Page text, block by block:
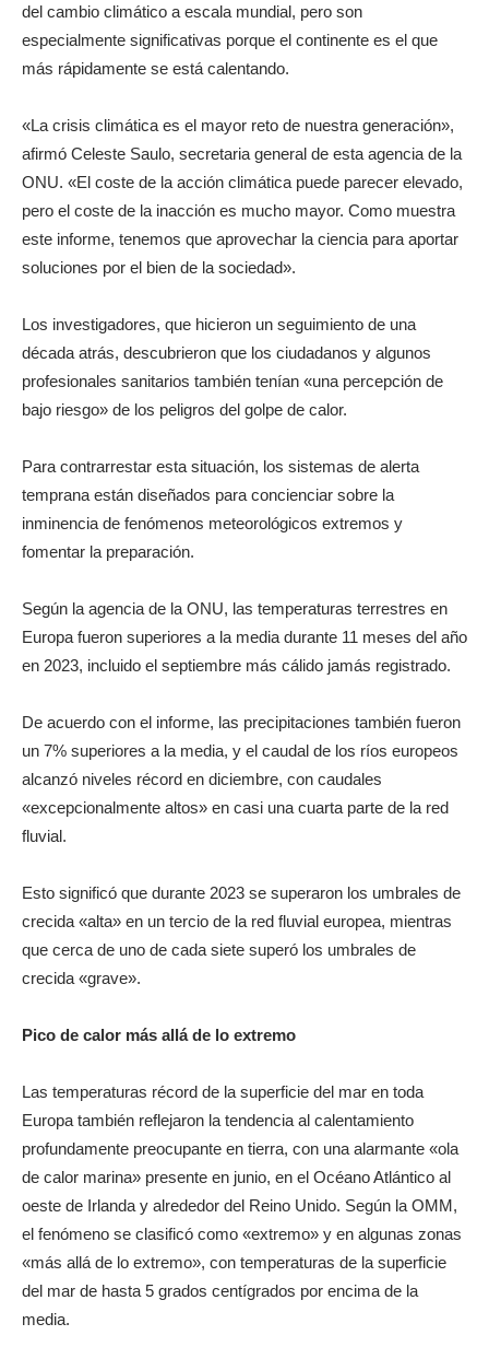
del cambio climático a escala mundial, pero son
especialmente significativas porque el continente es el que
más rápidamente se está calentando.
«La crisis climática es el mayor reto de nuestra generación»,
afirmó Celeste Saulo, secretaria general de esta agencia de la
ONU. «El coste de la acción climática puede parecer elevado,
pero el coste de la inacción es mucho mayor. Como muestra
este informe, tenemos que aprovechar la ciencia para aportar
soluciones por el bien de la sociedad».
Los investigadores, que hicieron un seguimiento de una
década atrás, descubrieron que los ciudadanos y algunos
profesionales sanitarios también tenían «una percepción de
bajo riesgo» de los peligros del golpe de calor.
Para contrarrestar esta situación, los sistemas de alerta
temprana están diseñados para concienciar sobre la
inminencia de fenómenos meteorológicos extremos y
fomentar la preparación.
Según la agencia de la ONU, las temperaturas terrestres en
Europa fueron superiores a la media durante 11 meses del año
en 2023, incluido el septiembre más cálido jamás registrado.
De acuerdo con el informe, las precipitaciones también fueron
un 7% superiores a la media, y el caudal de los ríos europeos
alcanzó niveles récord en diciembre, con caudales
«excepcionalmente altos» en casi una cuarta parte de la red
fluvial.
Esto significó que durante 2023 se superaron los umbrales de
crecida «alta» en un tercio de la red fluvial europea, mientras
que cerca de uno de cada siete superó los umbrales de
crecida «grave».
Pico de calor más allá de lo extremo
Las temperaturas récord de la superficie del mar en toda
Europa también reflejaron la tendencia al calentamiento
profundamente preocupante en tierra, con una alarmante «ola
de calor marina» presente en junio, en el Océano Atlántico al
oeste de Irlanda y alrededor del Reino Unido. Según la OMM,
el fenómeno se clasificó como «extremo» y en algunas zonas
«más allá de lo extremo», con temperaturas de la superficie
del mar de hasta 5 grados centígrados por encima de la
media.